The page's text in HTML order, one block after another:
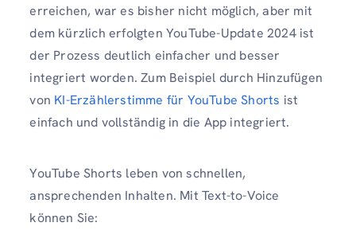
erreichen, war es bisher nicht möglich, aber mit
dem kürzlich erfolgten YouTube-Update 2024 ist
der Prozess deutlich einfacher und besser
integriert worden. Zum Beispiel durch Hinzufügen
von KI-Erzählerstimme für YouTube Shorts ist
einfach und vollständig in die App integriert.
YouTube Shorts leben von schnellen,
ansprechenden Inhalten. Mit Text-to-Voice
können Sie: